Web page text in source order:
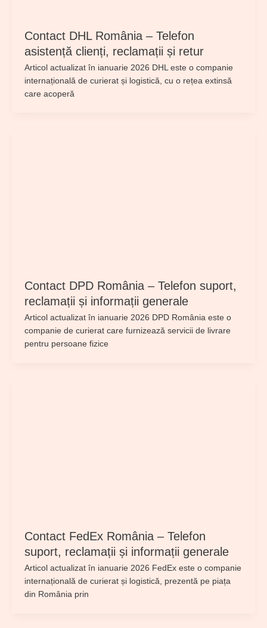
Contact DHL România – Telefon
asistență clienți, reclamații și retur
Articol actualizat în ianuarie 2026 DHL este o companie
internațională de curierat și logistică, cu o rețea extinsă
care acoperă
Contact DPD România – Telefon suport,
reclamații și informații generale
Articol actualizat în ianuarie 2026 DPD România este o
companie de curierat care furnizează servicii de livrare
pentru persoane fizice
Contact FedEx România – Telefon
suport, reclamații și informații generale
Articol actualizat în ianuarie 2026 FedEx este o companie
internațională de curierat și logistică, prezentă pe piața
din România prin